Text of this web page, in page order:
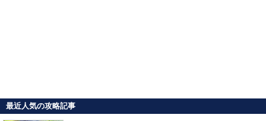
最近人気の攻略記事